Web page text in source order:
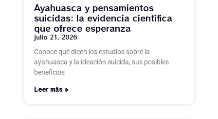
Ayahuasca y pensamientos
suicidas: la evidencia científica
que ofrece esperanza
julio 21, 2026
Conoce qué dicen los estudios sobre la
ayahuasca y la ideación suicida, sus posibles
beneficios
Leer más »